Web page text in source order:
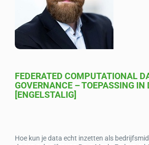
o
o
k
n p
p
FEDERATED COMPUTATIONAL
GOVERNANCE – TOEPASSING IN
[ENGELSTALIG]
Hoe kun je data echt inzetten als